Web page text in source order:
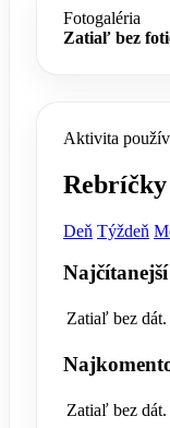
Fotogaléria
Zatiaľ bez
Aktivita
Rebríčky
Deň Týždeň
Zatiaľ bez dát.
Zatiaľ bez dát.